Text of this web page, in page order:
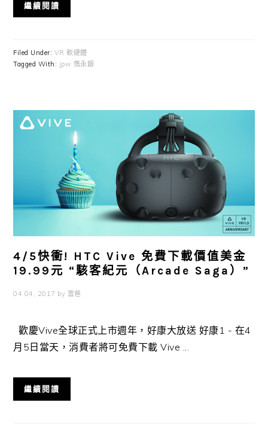
繼續閱讀
Filed Under: VR 軟硬體
Tagged With: jpw 懏永銀
4/5快衝! HTC Vive 免費下載價值美金
19.99元 “駭客紀元（Arcade Saga）”
04 04, 2017 by 雲爸
歡慶Vive全球正式上市週年，好康大放送 好康1 - 在4
月5日當天，消費者將可免費下載 Vive ...
繼續閱讀